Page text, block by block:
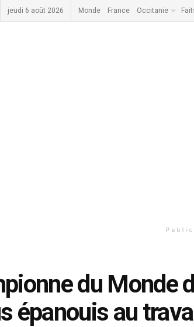
jeudi 6 août 2026 Monde France Occitanie
du Monde
épanouis au